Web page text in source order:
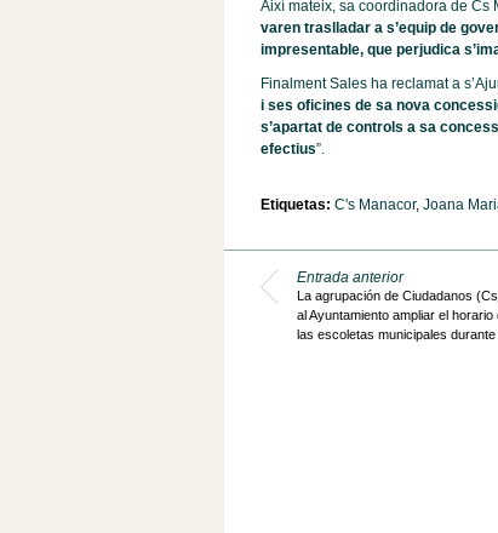
Així mateix, sa coordinadora de Cs
varen traslladar a s’equip de
impresentable, que perjudica
Finalment Sales ha reclamat a
i ses oficines de sa nova
s’apartat de controls a sa
efectius”.
Etiquetas: C's Manacor, Joana
Entrada anterior
La agrupación de Ciudadanos
al Ayuntamiento ampliar el
las escoletas municipales